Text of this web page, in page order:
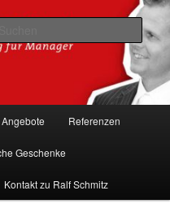
für
Hacking
Welt der Cybersicherheit mit Ralf
Sie wertvolle Einblicke &
Angebote Referenzen
Geschenke
Kontakt zu Ralf Schmitz